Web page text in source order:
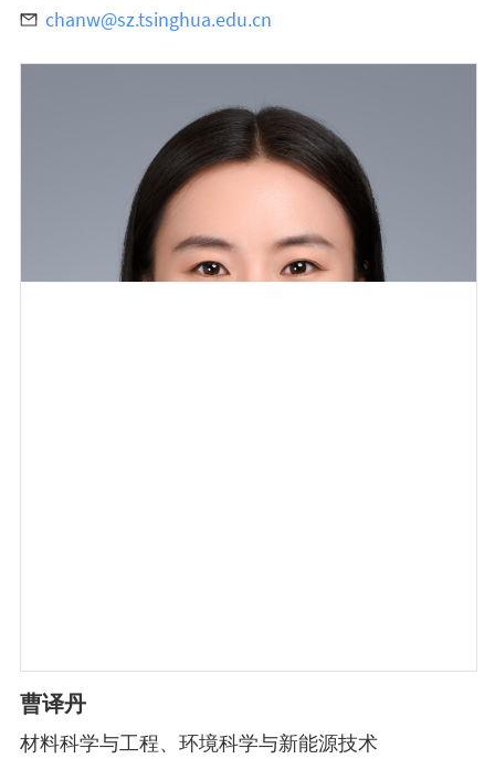
chanw@sz.tsinghua.edu.cn
曹译丹
材料科学与工程、环境科学与新能源技术